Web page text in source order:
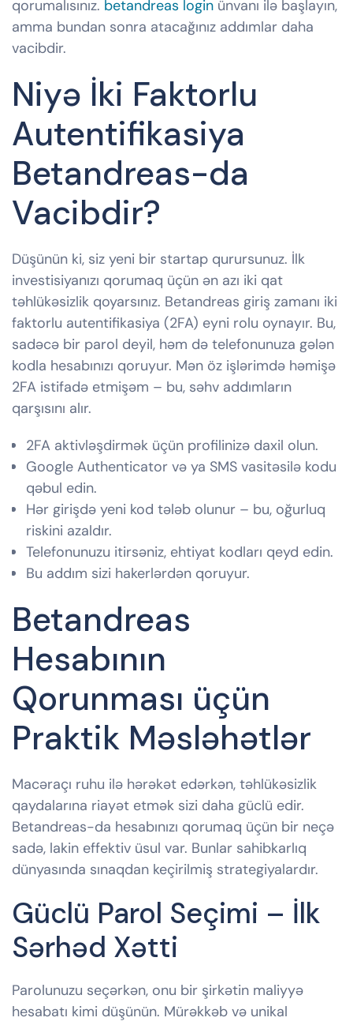
qorumalısınız. betandreas login ünvanı ilə başlayın,
amma bundan sonra atacağınız addımlar daha
vacibdir.
Niyə İki Faktorlu
Autentifikasiya
Betandreas-da
Vacibdir?
Düşünün ki, siz yeni bir startap qurursunuz. İlk
investisiyanızı qorumaq üçün ən azı iki qat
təhlükəsizlik qoyarsınız. Betandreas giriş zamanı iki
faktorlu autentifikasiya (2FA) eyni rolu oynayır. Bu,
sadəcə bir parol deyil, həm də telefonunuza gələn
kodla hesabınızı qoruyur. Mən öz işlərimdə həmişə
2FA istifadə etmişəm – bu, səhv addımların
qarşısını alır.
2FA aktivləşdirmək üçün profilinizə daxil olun.
Google Authenticator və ya SMS vasitəsilə kodu
qəbul edin.
Hər girişdə yeni kod tələb olunur – bu, oğurluq
riskini azaldır.
Telefonunuzu itirsəniz, ehtiyat kodları qeyd edin.
Bu addım sizi hakerlərdən qoruyur.
Betandreas
Hesabının
Qorunması üçün
Praktik Məsləhətlər
Macəraçı ruhu ilə hərəkət edərkən, təhlükəsizlik
qaydalarına riayət etmək sizi daha güclü edir.
Betandreas-da hesabınızı qorumaq üçün bir neçə
sadə, lakin effektiv üsul var. Bunlar sahibkarlıq
dünyasında sınaqdan keçirilmiş strategiyalardır.
Güclü Parol Seçimi – İlk
Sərhəd Xətti
Parolunuzu seçərkən, onu bir şirkətin maliyyə
hesabatı kimi düşünün. Mürəkkəb və unikal